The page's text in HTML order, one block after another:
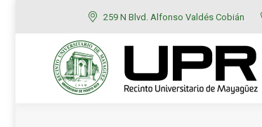
259 N Blvd. Alfonso Valdés Cobián
RUM